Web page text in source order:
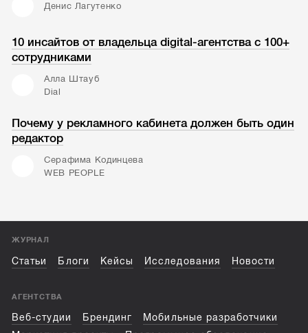
Денис Лагутенко
10 инсайтов от владельца digital-агентства с 100+
сотрудниками
Алла Штауб
Dial
Почему у рекламного кабинета должен быть один
редактор
Серафима Кодинцева
WEB PEOPLE
ЖУРНАЛ
Статьи Блоги Кейсы Исследования Новости
АГЕНТСТВА
Веб-студии Брендинг
Мобильные разработчики